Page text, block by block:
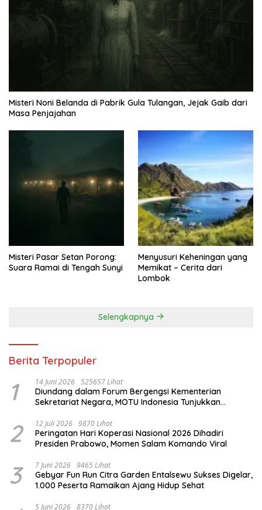
Misteri Noni Belanda di Pabrik Gula Tulangan, Jejak Gaib dari
Masa Penjajahan
Misteri Pasar Setan Porong:
Suara Ramai di Tengah Sunyi
Menyusuri Keheningan yang
Memikat – Cerita dari
Lombok
Selengkapnya
Berita Terpopuler
1 14 Juni 2026 525657 Lihat
Diundang dalam Forum Bergengsi Kementerian
Sekretariat Negara, MOTU Indonesia Tunjukkan
2 12 Juli 2026 9870 Lihat
Peringatan Hari Koperasi Nasional 2026 Dihadiri
Presiden Prabowo, Momen Salam Komando Viral
3 7 Juni 2026 9465 Lihat
Gebyar Fun Run Citra Garden Entalsewu Sukses Digelar,
1.000 Peserta Ramaikan Ajang Hidup Sehat
5 Juni 2026 8370 Lihat